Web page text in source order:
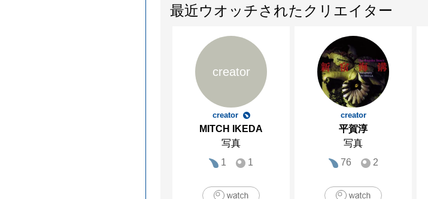
最近ウオッチされたクリエイター
creator
creator
MITCH IKEDA
写真
1
1
creator
平賀淳
写真
76
2